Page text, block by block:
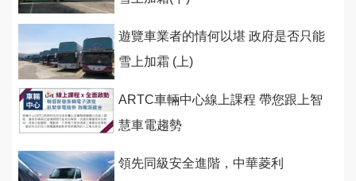
遊覽車業者的情何以堪 政府是否只能
雪上加霜 (上)
ARTC車輛中心線上課程 帶您跟上智
慧車電趨勢
領先同級安全進階，中華菱利